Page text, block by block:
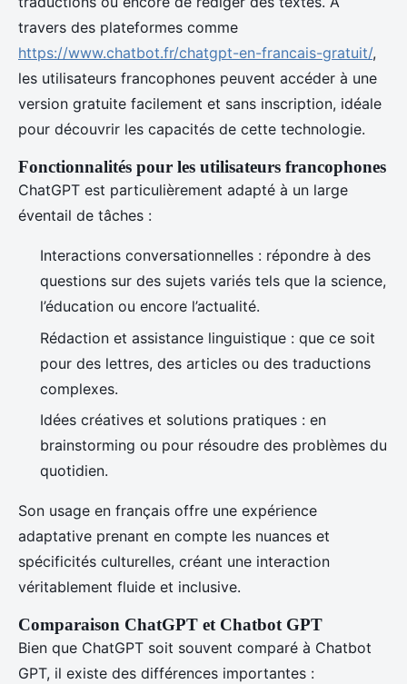
travers des plateformes comme
https://www.chatbot.fr/chatgpt-en-francais-gratuit/,
les utilisateurs francophones peuvent accéder à une
version gratuite facilement et sans inscription, idéale
pour découvrir les capacités de cette technologie.
Fonctionnalités pour les utilisateurs francophones
ChatGPT est particulièrement adapté à un large
éventail de tâches :
Interactions conversationnelles : répondre à des
questions sur des sujets variés tels que la science,
l’éducation ou encore l’actualité.
Rédaction et assistance linguistique : que ce soit
pour des lettres, des articles ou des traductions
complexes.
Idées créatives et solutions pratiques : en
brainstorming ou pour résoudre des problèmes du
quotidien.
Son usage en français offre une expérience
adaptative prenant en compte les nuances et
spécificités culturelles, créant une interaction
véritablement fluide et inclusive.
Comparaison ChatGPT et Chatbot GPT
Bien que ChatGPT soit souvent comparé à Chatbot
GPT, il existe des différences importantes :